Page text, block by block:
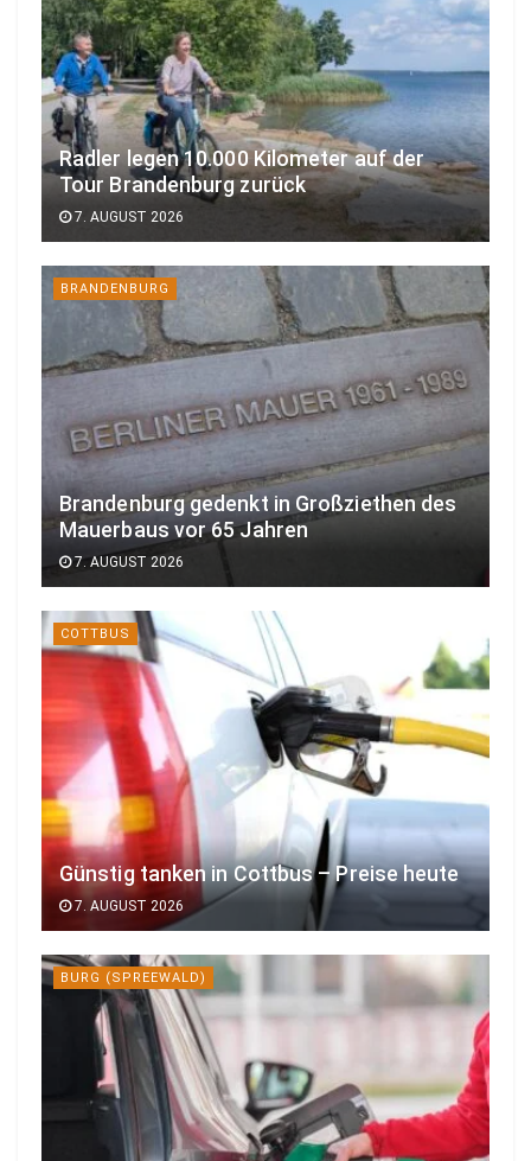
Radler legen 10.000 Kilometer auf der
Tour Brandenburg zurück
7. AUGUST 2026
BRANDENBURG
Brandenburg gedenkt in Großziethen des
Mauerbaus vor 65 Jahren
7. AUGUST 2026
COTTBUS
Günstig tanken in Cottbus – Preise heute
7. AUGUST 2026
BURG (SPREEWALD)